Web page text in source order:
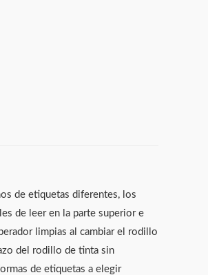
de etiquetas diferentes, los
de leer en la parte superior e
limpias al cambiar el rodillo
del rodillo de tinta sin
de etiquetas a elegir